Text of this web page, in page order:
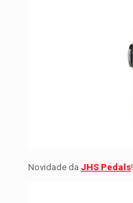
Novidade da JHS Pedals!